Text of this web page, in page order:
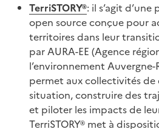
TerriSTORY®: il s’agit
open source conçue pour
territoires dans leur
par AURA-EE (Agence
l’environnement Auvergne-
permet aux collectivités
situation, construire des
et piloter les impacts de
TerriSTORY® met à